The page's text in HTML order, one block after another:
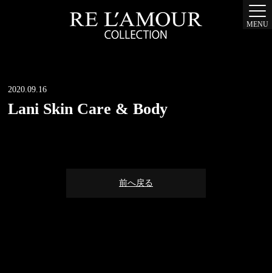
MENU
2020.09.16
Lani Skin Care & Body
前へ戻る